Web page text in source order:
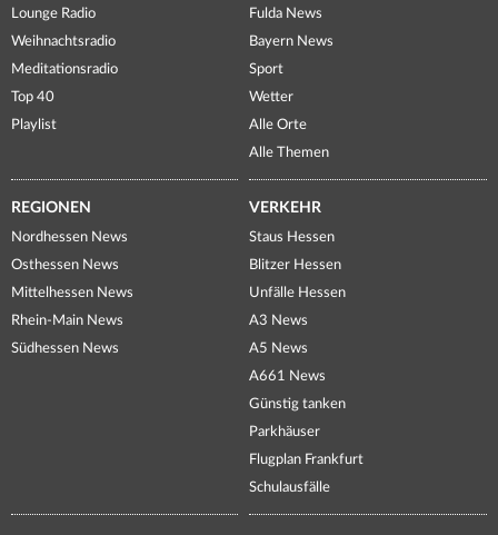
Lounge Radio
Weihnachtsradio
Meditationsradio
Top 40
Playlist
Fulda News
Bayern News
Sport
Wetter
Alle Orte
Alle Themen
REGIONEN
Nordhessen News
Osthessen News
Mittelhessen News
Rhein-Main News
Südhessen News
VERKEHR
Staus Hessen
Blitzer Hessen
Unfälle Hessen
A3 News
A5 News
A661 News
Günstig tanken
Parkhäuser
Flugplan Frankfurt
Schulausfälle